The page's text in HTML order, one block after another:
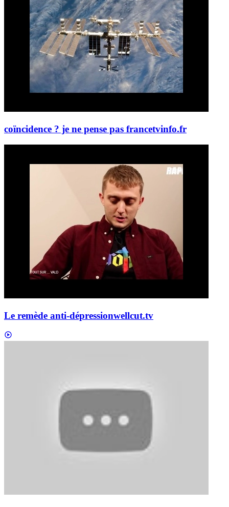
coïncidence ? je ne pense pas francetvinfo.fr
Le remède anti-dépressionwellcut.tv